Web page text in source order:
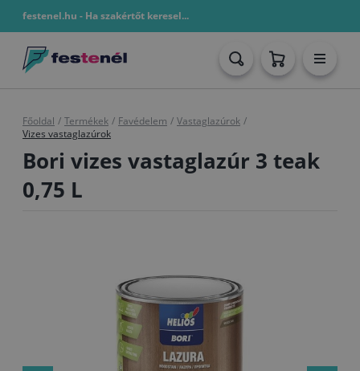
festenel.hu - Ha szakértőt keresel...
Főoldal / Termékek / Favédelem / Vastaglazúrok /
Vizes vastaglazúrok
Bori vizes vastaglazúr 3 teak
0,75 L